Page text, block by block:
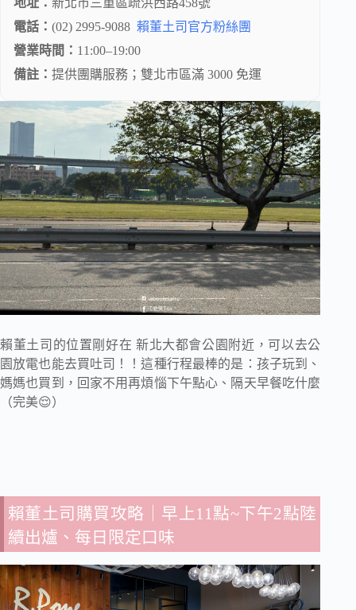
電話： (02) 2995-9088 賴董土司官方粉絲團
營業時間： 11:00–19:00
備註： 提供團購服務；雙北市區滿 3000 免運
賴董土司的位置剛好在 新北大都會公園附近，可以去公
園放電也能去買吐司！！這種行程最棒的是：孩子玩到、
媽媽也買到，回家不用再煩惱下午點心、隔天早餐吃什麼
（完美😌）
賴董土司購買攻略｜早上11點~下午2點陸
續出爐、每日限定口味